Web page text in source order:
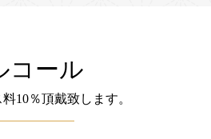
コール
10％頂戴致します。